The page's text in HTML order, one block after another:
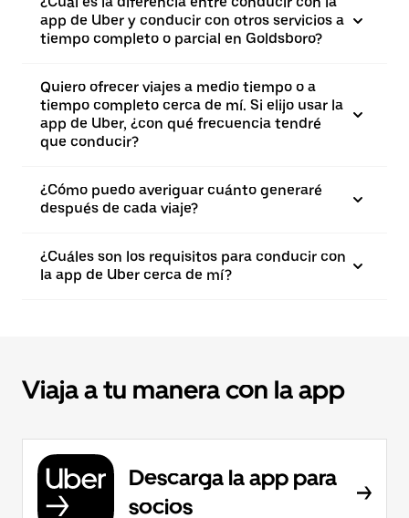
app de Uber y conducir con otros servicios a
tiempo completo o parcial en Goldsboro?
Quiero ofrecer viajes a medio tiempo o a
tiempo completo cerca de mí. Si elijo usar la
app de Uber, ¿con qué frecuencia tendré
que conducir?
¿Cómo puedo averiguar cuánto generaré
después de cada viaje?
¿Cuáles son los requisitos para conducir con
la app de Uber cerca de mí?
Viaja a tu manera con la app
Descarga la app para
socios